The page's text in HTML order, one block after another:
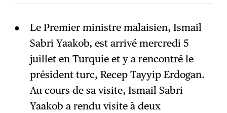
→ S'abonner
Le Premier ministre malaisien, Ismail
Sabri Yaakob, est arrivé mercredi 5
juillet en Turquie et y a rencontré le
président turc, Recep Tayyip Erdogan.
Au cours de sa visite, Ismail Sabri
Yaakob a rendu visite à deux